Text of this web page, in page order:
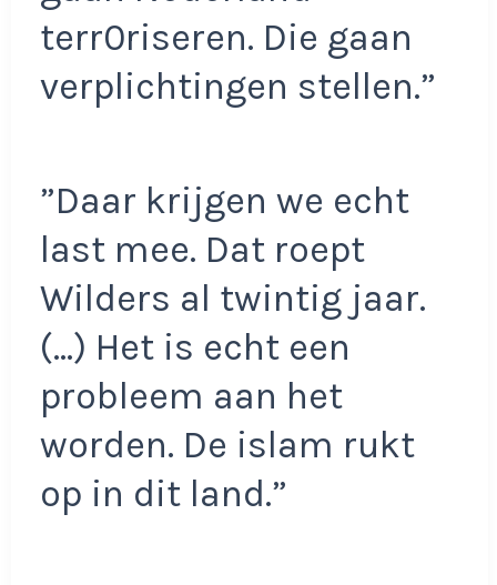
terr0riseren. Die gaan
verplichtingen stellen.”
”Daar krijgen we echt
last mee. Dat roept
Wilders al twintig jaar.
(…) Het is echt een
probleem aan het
worden. De islam rukt
op in dit land.”